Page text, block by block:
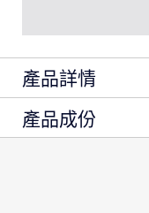
產品詳情
彷彿開了濾鏡般的
全天候抗油抗汗的
產品成份
Ingredients:
Methyl
Acrylates